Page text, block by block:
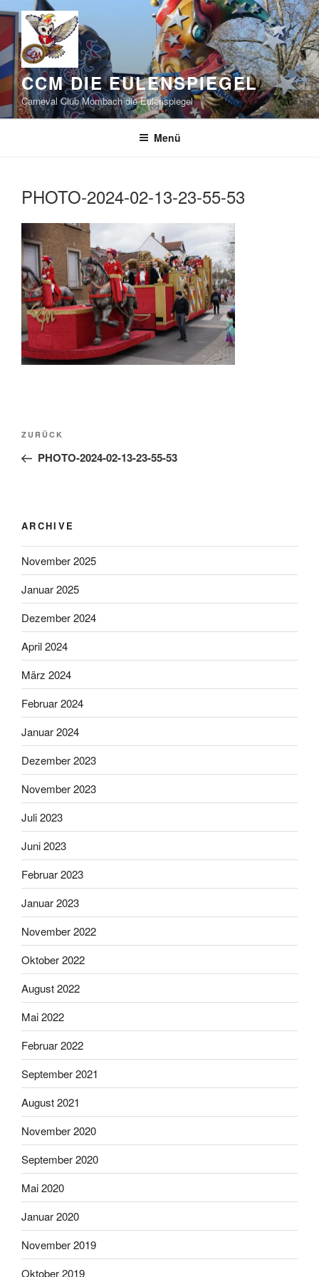
Zum
springen
CCM DIE EULENSPIEGEL
Carneval Club Mombach die Eulenspiegel
Menü
PHOTO-2024-02-13-23-55-53
Beitragsnavigation
Vorheriger
Beitrag
ZURÜCK
PHOTO-2024-02-13-23-55-53
ARCHIVE
November 2025
Januar 2025
Dezember 2024
April 2024
März 2024
Februar 2024
Januar 2024
Dezember 2023
November 2023
Juli 2023
Juni 2023
Februar 2023
Januar 2023
November 2022
Oktober 2022
August 2022
Mai 2022
Februar 2022
September 2021
August 2021
November 2020
September 2020
Mai 2020
Januar 2020
November 2019
Oktober 2019